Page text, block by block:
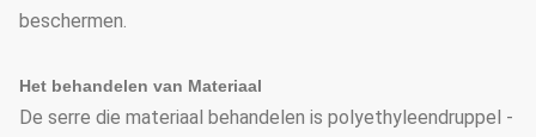
beschermen.
Het behandelen van Materiaal
De serre die materiaal behandelen is polyethyleendruppel -